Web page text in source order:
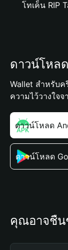
โทเค็น RIP
ดาวน์โหล
Wallet สำหรับ
ความไว้วางใจ
ดาวน์โหลด
ดาวน์โหลด
คุณอาจชื่น